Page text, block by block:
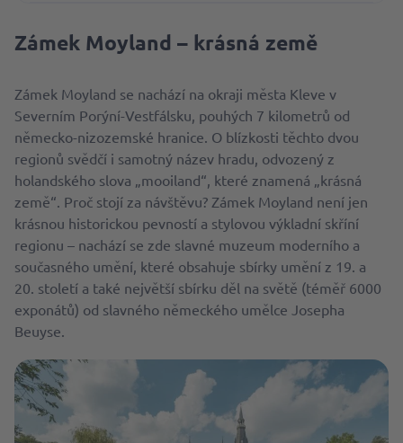
Zámek Moyland – krásná země
Zámek Moyland se nachází na okraji města Kleve v
Severním Porýní-Vestfálsku, pouhých 7 kilometrů od
německo-nizozemské hranice. O blízkosti těchto dvou
regionů svědčí i samotný název hradu, odvozený z
holandského slova „mooiland“, které znamená „krásná
země“. Proč stojí za návštěvu? Zámek Moyland není jen
krásnou historickou pevností a stylovou výkladní skříní
regionu – nachází se zde slavné muzeum moderního a
současného umění, které obsahuje sbírky umění z 19. a
20. století a také největší sbírku děl na světě (téměř 6000
exponátů) od slavného německého umělce Josepha
Beuyse.